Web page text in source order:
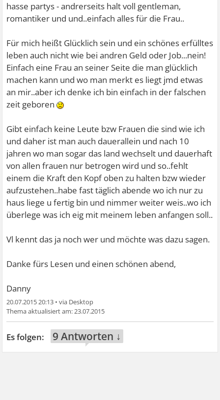
hasse partys - andrerseits halt voll gentleman,
romantiker und und..einfach alles für die Frau..
Für mich heißt Glücklich sein und ein schönes erfülltes
leben auch nicht wie bei andren Geld oder Job...nein!
Einfach eine Frau an seiner Seite die man glücklich
machen kann und wo man merkt es liegt jmd etwas
an mir..aber ich denke ich bin einfach in der falschen
zeit geboren
Gibt einfach keine Leute bzw Frauen die sind wie ich
und daher ist man auch dauerallein und nach 10
jahren wo man sogar das land wechselt und dauerhaft
von allen frauen nur betrogen wird und so..fehlt
einem die Kraft den Kopf oben zu halten bzw wieder
aufzustehen..habe fast täglich abende wo ich nur zu
haus liege u fertig bin und nimmer weiter weis..wo ich
überlege was ich eig mit meinem leben anfangen soll..
Vl kennt das ja noch wer und möchte was dazu sagen.
Danke fürs Lesen und einen schönen abend,
Danny
20.07.2015 20:13 •
23.07.2015
9 Antworten ↓